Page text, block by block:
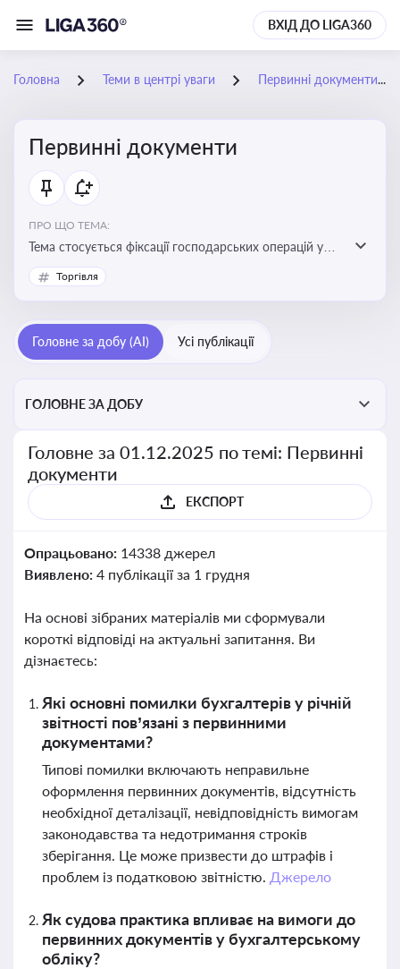
ВХІД ДО LIGA360
Головна Теми в центрі уваги Первинні документи
Первинні документи
ПРО ЩО ТЕМА:
Тема стосується фіксації господарських операцій у
бухгалтерському обліку та є основою для
податкового обліку
Торгівля
Головне за добу (AI) Усі публікації
ГОЛОВНЕ ЗА ДОБУ
Головне за 01.12.2025 по темі: Первинні
документи
ЕКСПОРТ
Опрацьовано: 14338 джерел
Виявлено: 4 публікації за 1 грудня
На основі зібраних матеріалів ми сформували
короткі відповіді на актуальні запитання. Ви
дізнаєтесь:
Які основні помилки бухгалтерів у річній
звітності пов’язані з первинними
документами?
Типові помилки включають неправильне
оформлення первинних документів, відсутність
необхідної деталізації, невідповідність вимогам
законодавства та недотримання строків
зберігання. Це може призвести до штрафів і
проблем із податковою звітністю. Джерело
Як судова практика впливає на вимоги до
первинних документів у бухгалтерському
обліку?